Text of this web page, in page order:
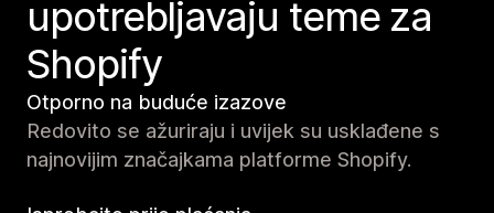
upotrebljavaju teme za
Shopify
Otporno na buduće izazove
Redovito se ažuriraju i uvijek su usklađene s
najnovijim značajkama platforme Shopify.